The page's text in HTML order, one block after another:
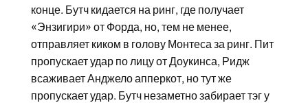
конце. Бутч кидается на ринг, где получает
«Энзигири» от Форда, но, тем не менее,
отправляет киком в голову Монтеса за ринг. Пит
пропускает удар по лицу от Доукинса, Ридж
всаживает Анджело апперкот, но тут же
пропускает удар. Бутч незаметно забирает тэг у